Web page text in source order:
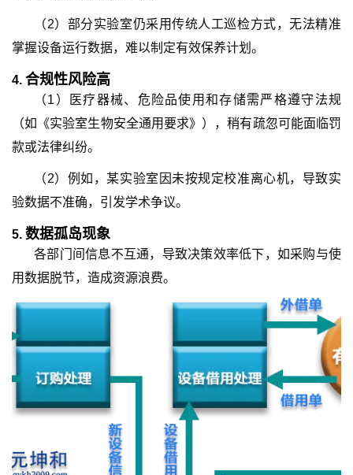
（2）部分实验室仍采用传统人工巡检方式，无法精准
掌握设备运行数据，难以制定有效保养计划。
4. 合规性风险高
（1）医疗器械、危险品使用和存储需严格遵守法规
（如《实验室生物安全通用要求》），稍有疏忽可能面临罚
款或法律纠纷。
（2）例如，某实验室因未按规定校准离心机，导致实
验数据不准确，引发学术争议。
5. 数据孤岛现象
各部门间信息不互通，导致决策效率低下，如采购与使
用数据脱节，造成资源浪费。